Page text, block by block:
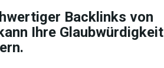
Backlinks von
Ihre Glaubwürdigkeit